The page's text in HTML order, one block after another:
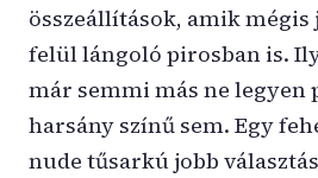
összeállítások, amik
felül lángoló pirosban is.
már semmi más ne legyen
harsány színű sem. Egy
nude tűsarkú jobb